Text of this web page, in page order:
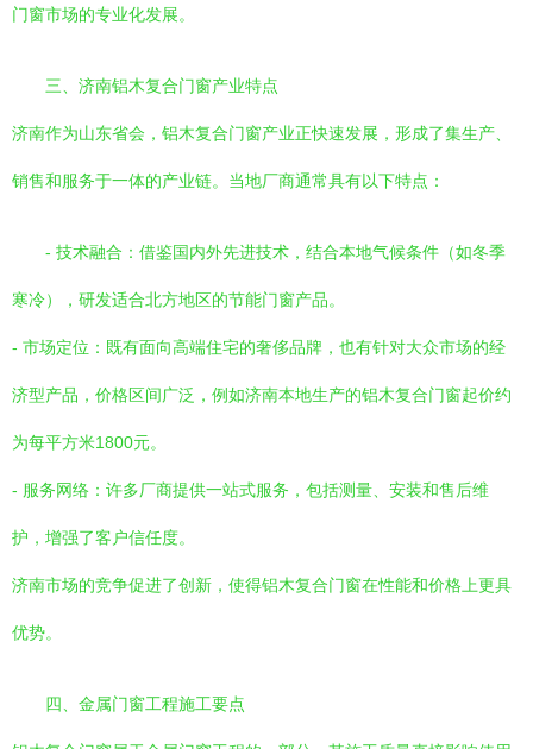
门窗市场的专业化发展。
三、济南铝木复合门窗产业特点
济南作为山东省会，铝木复合门窗产业正快速发展，形成了集生产、
销售和服务于一体的产业链。当地厂商通常具有以下特点：
- 技术融合：借鉴国内外先进技术，结合本地气候条件（如冬季
寒冷），研发适合北方地区的节能门窗产品。
- 市场定位：既有面向高端住宅的奢侈品牌，也有针对大众市场的经
济型产品，价格区间广泛，例如济南本地生产的铝木复合门窗起价约
为每平方米1800元。
- 服务网络：许多厂商提供一站式服务，包括测量、安装和售后维
护，增强了客户信任度。
济南市场的竞争促进了创新，使得铝木复合门窗在性能和价格上更具
优势。
四、金属门窗工程施工要点